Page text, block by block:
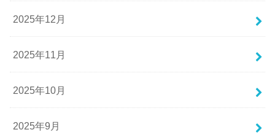
2025年12月
2025年11月
2025年10月
2025年9月